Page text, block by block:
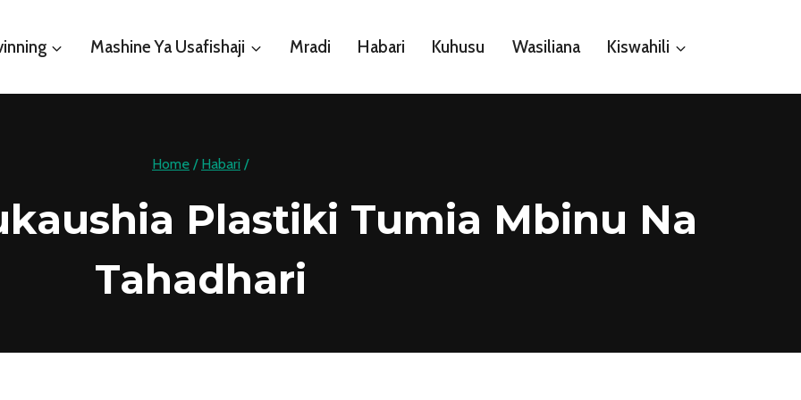
Mashine Ya Usafishaji Mradi Habari Kuhusu Wasiliana Kiswahili
Home / Habari /
Plastiki Tumia Mbinu Na
Tahadhari